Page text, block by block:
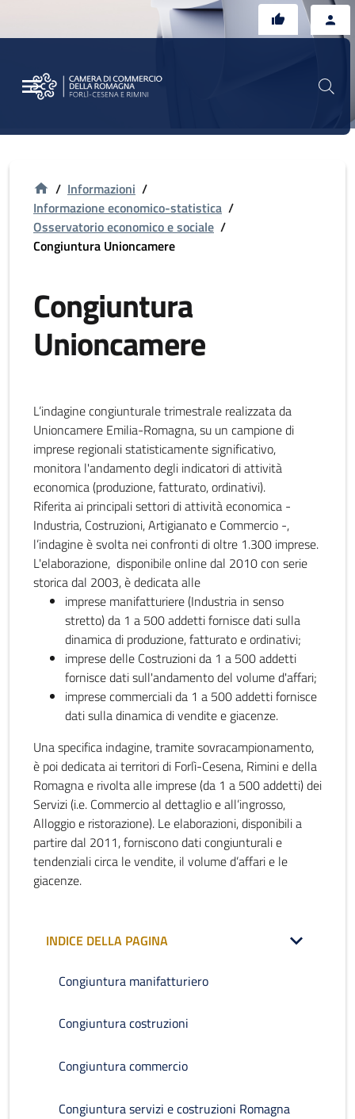
/ Informazioni /
Informazione economico-statistica /
Osservatorio economico e sociale /
Congiuntura Unioncamere
Congiuntura
Unioncamere
L’indagine congiunturale trimestrale realizzata da
Unioncamere Emilia-Romagna, su un campione di
imprese regionali statisticamente significativo,
monitora l'andamento degli indicatori di attività
economica (produzione, fatturato, ordinativi).
Riferita ai principali settori di attività economica -
Industria, Costruzioni, Artigianato e Commercio -,
l’indagine è svolta nei confronti di oltre 1.300 imprese.
L'elaborazione, disponibile online dal 2010 con serie
storica dal 2003, è dedicata alle
imprese manifatturiere (Industria in senso
stretto) da 1 a 500 addetti fornisce dati sulla
dinamica di produzione, fatturato e ordinativi;
imprese delle Costruzioni da 1 a 500 addetti
fornisce dati sull'andamento del volume d'affari;
imprese commerciali da 1 a 500 addetti fornisce
dati sulla dinamica di vendite e giacenze.
Una specifica indagine, tramite sovracampionamento,
è poi dedicata ai territori di Forlì-Cesena, Rimini e della
Romagna e rivolta alle imprese (da 1 a 500 addetti) dei
Servizi (i.e. Commercio al dettaglio e all’ingrosso,
Alloggio e ristorazione). Le elaborazioni, disponibili a
partire dal 2011, forniscono dati congiunturali e
tendenziali circa le vendite, il volume d’affari e le
giacenze.
INDICE DELLA PAGINA
Congiuntura manifatturiero
Congiuntura costruzioni
Congiuntura commercio
Congiuntura servizi e costruzioni Romagna